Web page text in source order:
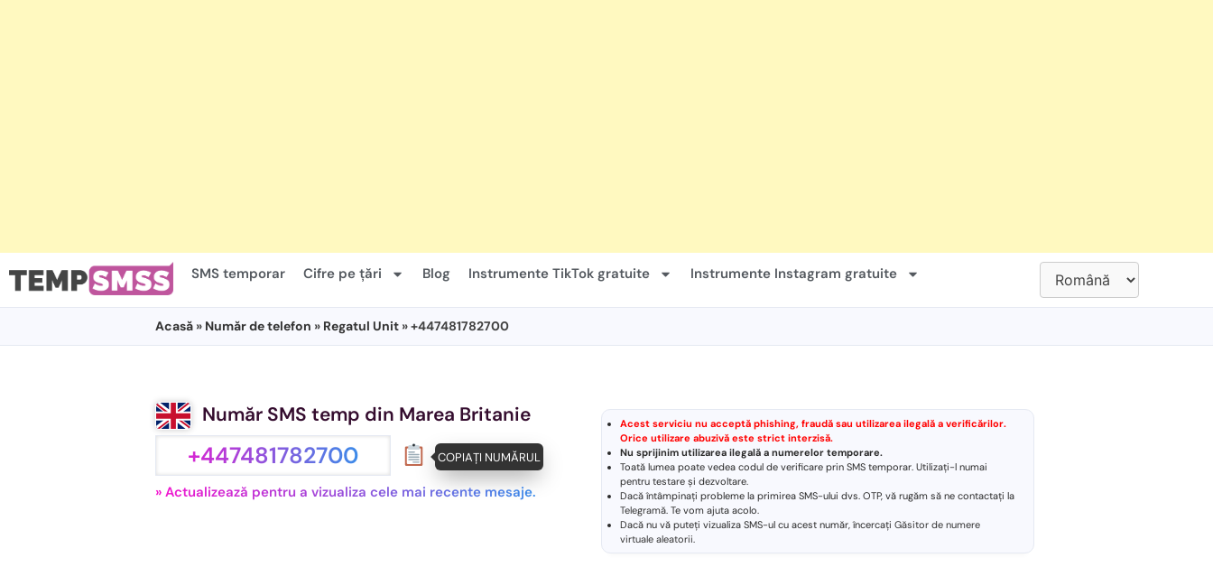
SMS temporar Cifre pe țări Blog Instrumente TikTok gratuite Instrumente Instagram gratuite
Acasă » Număr de telefon » Regatul Unit » +447481782700
Număr SMS temp din Marea Britanie
+447481782700 COPIAȚI NUMĂRUL
» Actualizează pentru a vizualiza cele mai recente mesaje.
Acest serviciu nu acceptă phishing, fraudă sau utilizarea ilegală a verificărilor.
Orice utilizare abuzivă este strict interzisă.
Nu sprijinim utilizarea ilegală a numerelor temporare.
Toată lumea poate vedea codul de verificare prin SMS temporar. Utilizați-l numai
pentru testare și dezvoltare.
Dacă întâmpinați probleme la primirea SMS-ului dvs. OTP, vă rugăm să ne contactați la
Telegramă. Te vom ajuta acolo.
Dacă nu vă puteți vizualiza SMS-ul cu acest număr, încercați Găsitor de numere
virtuale aleatorii.